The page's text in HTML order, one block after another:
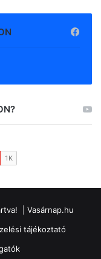
| Vasárnap.hu
tájékoztató